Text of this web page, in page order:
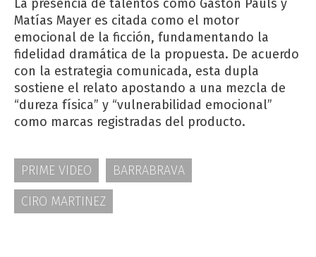
La presencia de talentos como Gastón Pauls y
Matías Mayer es citada como el motor
emocional de la ficción, fundamentando la
fidelidad dramática de la propuesta. De acuerdo
con la estrategia comunicada, esta dupla
sostiene el relato apostando a una mezcla de
“dureza física” y “vulnerabilidad emocional”
como marcas registradas del producto.
PRIME VIDEO
BARRABRAVA
CIRO MARTINEZ